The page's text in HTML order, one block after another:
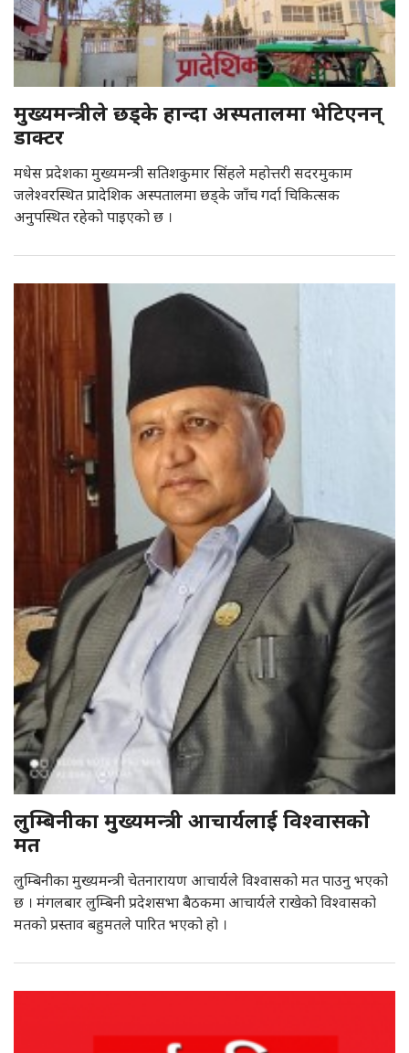
मुख्यमन्त्रीले छड्के हान्दा अस्पतालमा भेटिएनन्
डाक्टर
मधेस प्रदेशका मुख्यमन्त्री सतिशकुमार सिंहले महोत्तरी सदरमुकाम
जलेश्वरस्थित प्रादेशिक अस्पतालमा छड्के जाँच गर्दा चिकित्सक
अनुपस्थित रहेको पाइएको छ ।
लुम्बिनीका मुख्यमन्त्री आचार्यलाई विश्वासको
मत
लुम्बिनीका मुख्यमन्त्री चेतनारायण आचार्यले विश्वासको मत पाउनु भएको
छ । मंगलबार लुम्बिनी प्रदेशसभा बैठकमा आचार्यले राखेको विश्वासको
मतको प्रस्ताव बहुमतले पारित भएको हो ।